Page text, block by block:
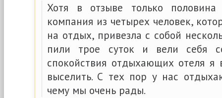
Хотя в отзыве только
компания из четырех человек,
на отдых, привезла с собой
пили трое суток и вели себя
спокойствия отдыхающих отеля
выселить. С тех пор у нас
чему мы очень рады.